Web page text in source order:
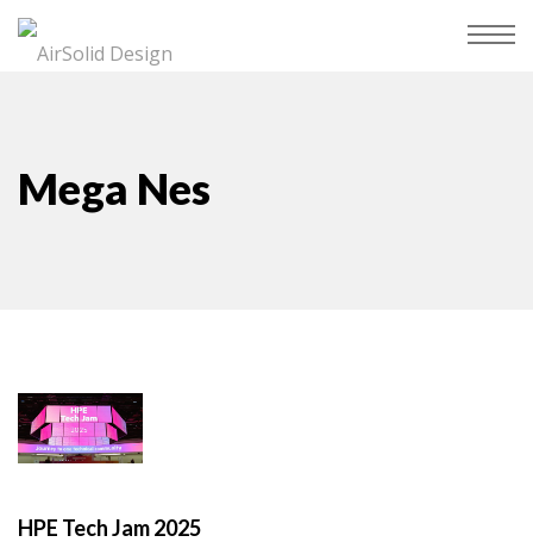
Mega Nes
HPE Tech Jam 2025